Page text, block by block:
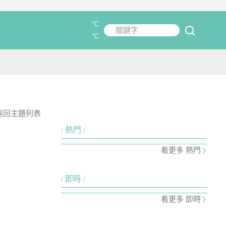
關鍵字
°C
°C
回主題列表
熱門
看更多 熱門
即時
看更多 即時